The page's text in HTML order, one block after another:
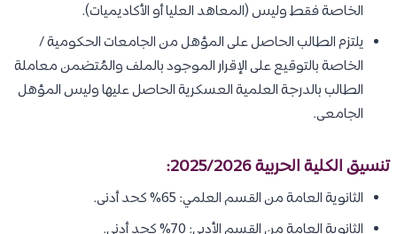
الخاصة فقط وليس (المعاهد العليا أو الأكاديميات).
يلتزم الطالب الحاصل على المؤهل من الجامعات الحكومية /
الخاصة بالتوقيع على الإقرار الموجود بالملف والمُتضمن معاملة
الطالب بالدرجة العلمية العسكرية الحاصل عليها وليس المؤهل
الجامعى.
تنسيق الكلية الحربية 2025/2026:
الثانوية العامة من القسم العلمي: 65% كحد أدنى.